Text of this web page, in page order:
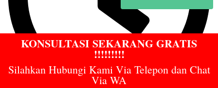
KONSULTASI SEKARANG GRATIS
!!!!!!!!!
Silahkan Hubungi Kami Via Telepon dan Chat
Via WA